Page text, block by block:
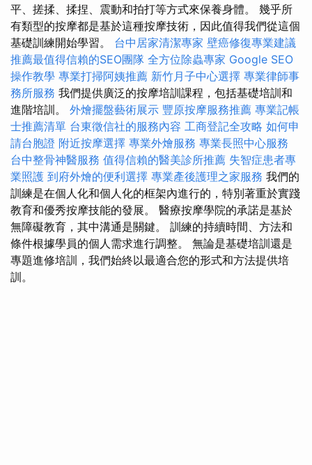
平、搓揉、揉捏、震動和拍打等方式來保養身體。 幾乎所
有類型的按摩都是基於這種按摩技術，因此值得我們從這個
基礎訓練開始學習。 台中居家清潔專家 壁癌修復專業建議
推薦最值得信賴的SEO團隊 全方位除蟲專家 Google SEO
操作教學 專業打掃阿姨推薦 新竹月子中心選擇 專業律師事
務所服務 我們提供廣泛的按摩培訓課程，包括基礎培訓和
進階培訓。 外燴擺盤藝術展示 豐原按摩服務推薦 專業記帳
士推薦清單 台東徵信社的服務內容 工商登記全攻略 如何申
請台胞證 附近按摩選擇 專業外燴服務 專業長照中心服務
台中整骨神醫服務 值得信賴的醫美診所推薦 失智症患者專
業照護 到府外燴的便利選擇 專業產後護理之家服務 我們的
訓練是在個人化和個人化的框架內進行的，特別著重於實踐
教育和優秀按摩技能的發展。 醫療按摩學院的承諾是基於
無障礙教育，其中溝通是關鍵。 訓練的持續時間、方法和
條件根據學員的個人需求進行調整。 無論是基礎培訓還是
專題進修培訓，我們始終以最適合您的形式和方法提供培
訓。